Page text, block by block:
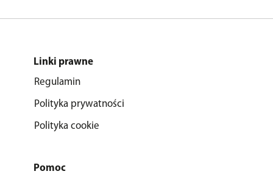
Linki prawne
Regulamin
Polityka prywatności
Polityka cookie
Pomoc